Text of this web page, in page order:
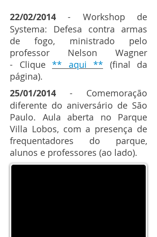
22/02/2014 - Workshop de
Systema: Defesa contra armas
de fogo, ministrado pelo
professor Nelson Wagner
- Clique ** aqui **
(final da
página).
25/01/2014 - Comemoração
diferente do aniversário de São
Paulo. Aula aberta no Parque
Villa Lobos, com a presença de
frequentadores do parque,
alunos e professores (ao lado).